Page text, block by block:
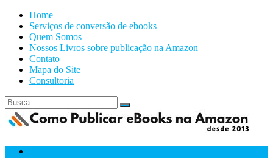
Home
Serviços de conversão de ebooks
Quem Somos
Nossos Livros sobre publicação na Amazon
Contato
Mapa do Site
Consultoria